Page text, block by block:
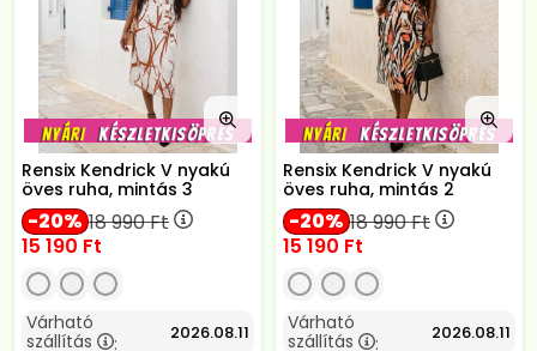
Rensix Kendrick V nyakú
öves ruha, mintás 3
20 18 990Ft
15 190 Ft
Várható
szállítás
: 2026.08.11
Rensix Kendrick V nyakú
öves ruha, mintás 2
20 18 990Ft
15 190 Ft
Várható
szállítás
: 2026.08.11